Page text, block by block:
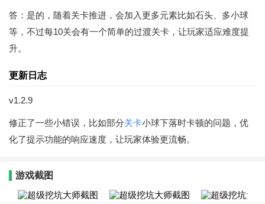
答：是的，随着关卡推进，会加入更多元素比如石头、多小球
等，不过每10关会有一个简单的过渡关卡，让玩家适应难度提
升。
更新日志
v1.2.9
修正了一些小错误，比如部分关卡小球下落时卡顿的问题，优
化了提示功能的响应速度，让玩家体验更流畅。
游戏截图